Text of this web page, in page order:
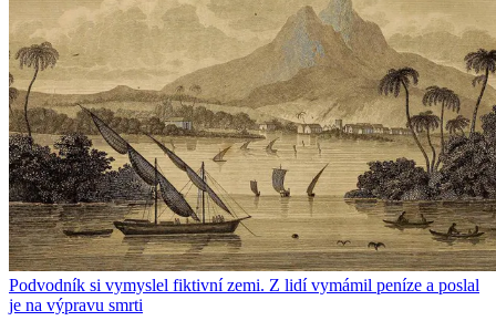
Podvodník si vymyslel fiktivní zemi. Z lidí vymámil peníze a poslal
je na výpravu smrti